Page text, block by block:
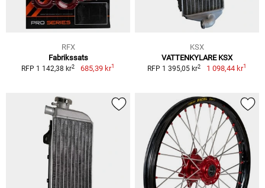
RFX
Fabrikssats
RFP 1 142,38 kr2 685,39 kr1
KSX
VATTENKYLARE KSX
RFP 1 395,05 kr2 1 098,44 kr1